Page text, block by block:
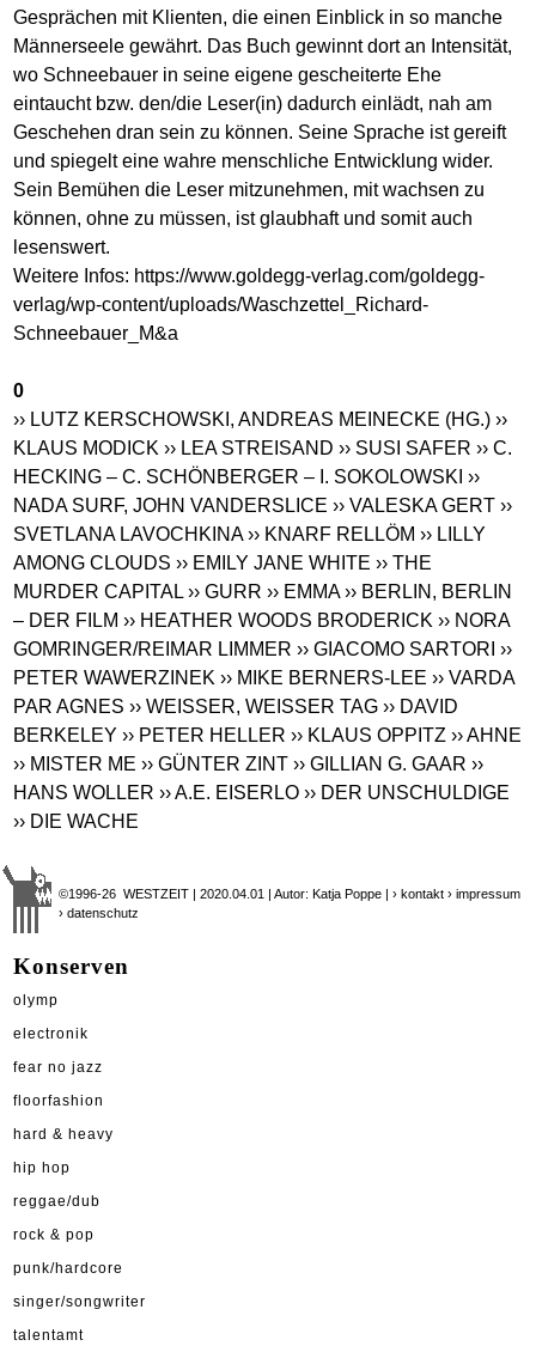
Gesprächen mit Klienten, die einen Einblick in so manche
Männerseele gewährt. Das Buch gewinnt dort an Intensität,
wo Schneebauer in seine eigene gescheiterte Ehe
eintaucht bzw. den/die Leser(in) dadurch einlädt, nah am
Geschehen dran sein zu können. Seine Sprache ist gereift
und spiegelt eine wahre menschliche Entwicklung wider.
Sein Bemühen die Leser mitzunehmen, mit wachsen zu
können, ohne zu müssen, ist glaubhaft und somit auch
lesenswert.
Weitere Infos: https://www.goldegg-verlag.com/goldegg-
verlag/wp-content/uploads/Waschzettel_Richard-
Schneebauer_M&a
0
›› LUTZ KERSCHOWSKI, ANDREAS MEINECKE (HG.) ››
KLAUS MODICK ›› LEA STREISAND ›› SUSI SAFER ›› C.
HECKING – C. SCHÖNBERGER – I. SOKOLOWSKI ››
NADA SURF, JOHN VANDERSLICE ›› VALESKA GERT ››
SVETLANA LAVOCHKINA ›› KNARF RELLÖM ›› LILLY
AMONG CLOUDS ›› EMILY JANE WHITE ›› THE
MURDER CAPITAL ›› GURR ›› EMMA ›› BERLIN, BERLIN
– DER FILM ›› HEATHER WOODS BRODERICK ›› NORA
GOMRINGER/REIMAR LIMMER ›› GIACOMO SARTORI ››
PETER WAWERZINEK ›› MIKE BERNERS-LEE ›› VARDA
PAR AGNES ›› WEISSER, WEISSER TAG ›› DAVID
BERKELEY ›› PETER HELLER ›› KLAUS OPPITZ ›› AHNE
›› MISTER ME ›› GÜNTER ZINT ›› GILLIAN G. GAAR ››
HANS WOLLER ›› A.E. EISERLO ›› DER UNSCHULDIGE
›› DIE WACHE
©1996-26 WESTZEIT | 2020.04.01 | Autor: Katja Poppe |› kontakt › impressum
› datenschutz
Konserven
olymp
electronik
fear no jazz
floorfashion
hard & heavy
hip hop
reggae/dub
rock & pop
punk/hardcore
singer/songwriter
talentamt